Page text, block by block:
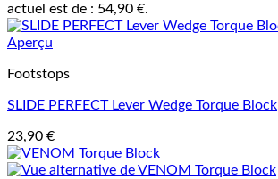
actuel est de : 54,90 €.
Aperçu
Footstops
SLIDE PERFECT Lever Wedge Torque Block
23,90 €